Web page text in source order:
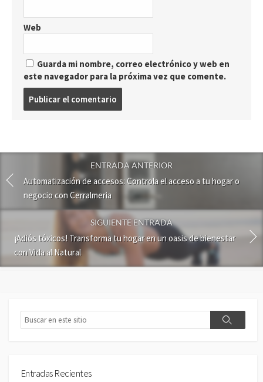
Web
Guarda mi nombre, correo electrónico y web en
este navegador para la próxima vez que comente.
c
a
r
c
m
e
n
o
ENTRADA ANTERIOR
Automatización de accesos: Controla el acceso a tu hogar o
negocio con Cerralmeria
SIGUIENTE ENTRADA
¡Adiós tóxicos! Transforma tu hogar en un oasis de bienestar
con Vida al Natural
B
u
r
B
Entradas Recientes